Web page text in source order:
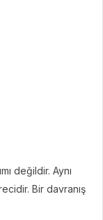
değildir. Aynı
Bir davranış